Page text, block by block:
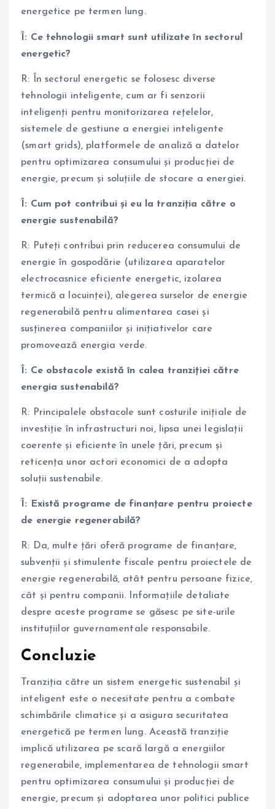
energetice pe termen lung.
Î: Ce tehnologii smart sunt utilizate în sectorul
energetic?
R: În sectorul energetic se folosesc diverse
tehnologii inteligente, cum ar fi senzorii
inteligenți pentru monitorizarea rețelelor,
sistemele de gestiune a energiei inteligente
(smart grids), platformele de analiză a datelor
pentru optimizarea consumului și producției de
energie, precum și soluțiile de stocare a energiei.
Î: Cum pot contribui și eu la tranziția către o
energie sustenabilă?
R: Puteți contribui prin reducerea consumului de
energie în gospodărie (utilizarea aparatelor
electrocasnice eficiente energetic, izolarea
termică a locuinței), alegerea surselor de energie
regenerabilă pentru alimentarea casei și
susținerea companiilor și inițiativelor care
promovează energia verde.
Î: Ce obstacole există în calea tranziției către
energia sustenabilă?
R: Principalele obstacole sunt costurile inițiale de
investiție în infrastructuri noi, lipsa unei legislații
coerente și eficiente în unele țări, precum și
reticența unor actori economici de a adopta
soluții sustenabile.
Î: Există programe de finanțare pentru proiecte
de energie regenerabilă?
R: Da, multe țări oferă programe de finanțare,
subvenții și stimulente fiscale pentru proiectele de
energie regenerabilă, atât pentru persoane fizice,
cât și pentru companii. Informațiile detaliate
despre aceste programe se găsesc pe site-urile
instituțiilor guvernamentale responsabile.
Concluzie
Tranziția către un sistem energetic sustenabil și
inteligent este o necesitate pentru a combate
schimbările climatice și a asigura securitatea
energetică pe termen lung. Această tranziție
implică utilizarea pe scară largă a energiilor
regenerabile, implementarea de tehnologii smart
pentru optimizarea consumului și producției de
energie, precum și adoptarea unor politici publice